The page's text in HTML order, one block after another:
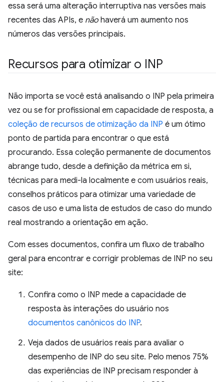
essa será uma alteração interruptiva nas versões mais
recentes das APIs, e não haverá um aumento nos
números das versões principais.
Recursos para otimizar o INP
Não importa se você está analisando o INP pela primeira
vez ou se for profissional em capacidade de resposta, a
coleção de recursos de otimização da INP é um ótimo
ponto de partida para encontrar o que está
procurando. Essa coleção permanente de documentos
abrange tudo, desde a definição da métrica em si,
técnicas para medi-la localmente e com usuários reais,
conselhos práticos para otimizar uma variedade de
casos de uso e uma lista de estudos de caso do mundo
real mostrando a orientação em ação.
Com esses documentos, confira um fluxo de trabalho
geral para encontrar e corrigir problemas de INP no seu
site:
Confira como o INP mede a capacidade de
resposta às interações do usuário nos
documentos canônicos do INP.
Veja dados de usuários reais para avaliar o
desempenho de INP do seu site. Pelo menos 75%
das experiências de INP precisam responder à